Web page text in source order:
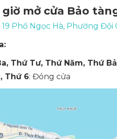
mở cửa Bảo
19 Phố Ngọc Hà, Phường Đội
Thứ Tư, Thứ Năm, Thứ
Thứ 6: Đóng cửa